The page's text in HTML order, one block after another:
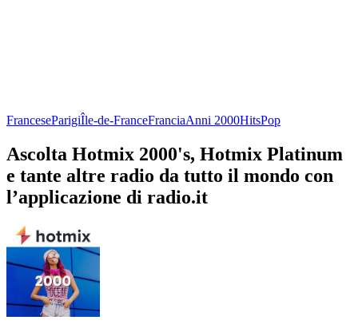
FranceseParigiÎle-de-FranceFranciaAnni 2000HitsPop
Ascolta Hotmix 2000's, Hotmix Platinum
e tante altre radio da tutto il mondo con
l’applicazione di radio.it